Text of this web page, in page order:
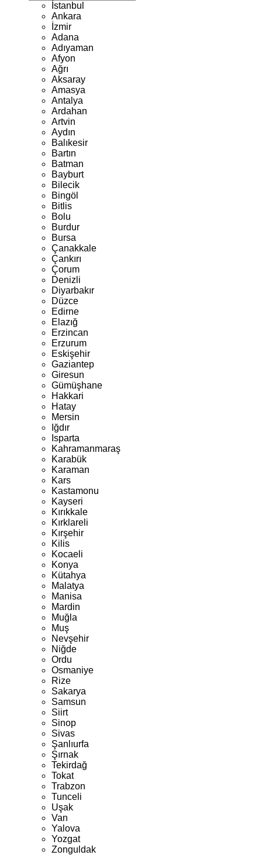
İstanbul
Ankara
İzmir
Adana
Adıyaman
Afyon
Ağrı
Aksaray
Amasya
Antalya
Ardahan
Artvin
Aydın
Balıkesir
Bartın
Batman
Bayburt
Bilecik
Bingöl
Bitlis
Bolu
Burdur
Bursa
Çanakkale
Çankırı
Çorum
Denizli
Diyarbakır
Düzce
Edirne
Elazığ
Erzincan
Erzurum
Eskişehir
Gaziantep
Giresun
Gümüşhane
Hakkari
Hatay
Mersin
Iğdır
Isparta
Kahramanmaraş
Karabük
Karaman
Kars
Kastamonu
Kayseri
Kırıkkale
Kırklareli
Kırşehir
Kilis
Kocaeli
Konya
Kütahya
Malatya
Manisa
Mardin
Muğla
Muş
Nevşehir
Niğde
Ordu
Osmaniye
Rize
Sakarya
Samsun
Siirt
Sinop
Sivas
Şanlıurfa
Şırnak
Tekirdağ
Tokat
Trabzon
Tunceli
Uşak
Van
Yalova
Yozgat
Zonguldak